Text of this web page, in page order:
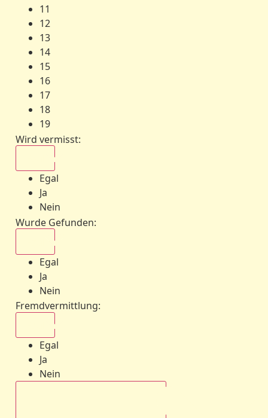
11
12
13
14
15
16
17
18
19
Wird vermisst:
Egal
Ja
Nein
Wurde Gefunden:
Egal
Ja
Nein
Fremdvermittlung:
Egal
Ja
Nein